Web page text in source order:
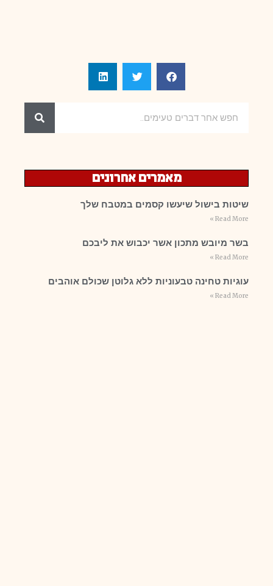
מאמרים אחרונים
שיטות בישול שיעשו קסמים במטבח שלך
Read More »
בשר מיובש מתכון אשר יכבוש את ליבכם
Read More »
עוגיות טחינה טבעוניות ללא גלוטן שכולם אוהבים
Read More »